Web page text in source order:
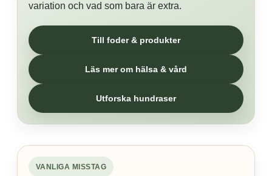
variation och vad som bara är extra.
Till foder & produkter
Läs mer om hälsa & vård
Utforska hundraser
VANLIGA MISSTAG